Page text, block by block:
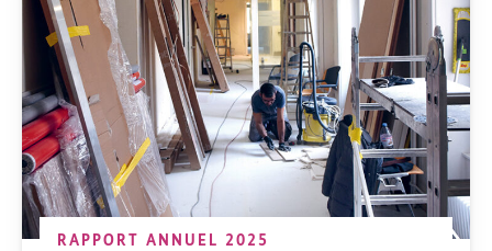
RAPPORT ANNUEL 2025